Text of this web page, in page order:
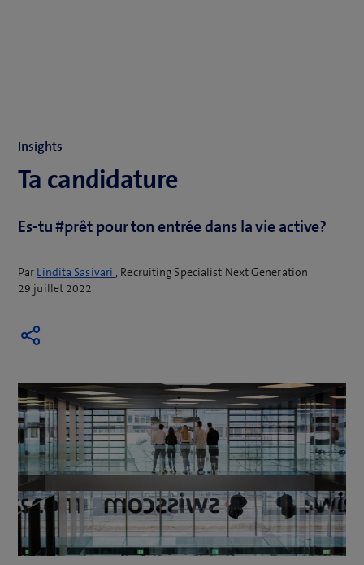
Insights
Ta candidature
Es-tu #prêt pour ton entrée dans la vie active?
Par Lindita Sasivari , Recruiting Specialist Next Generation
29 juillet 2022